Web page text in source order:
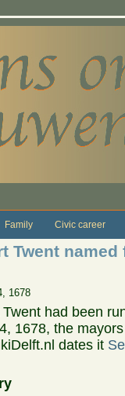
Family Civic career
Twent
1678
had been
1678, the
dates it